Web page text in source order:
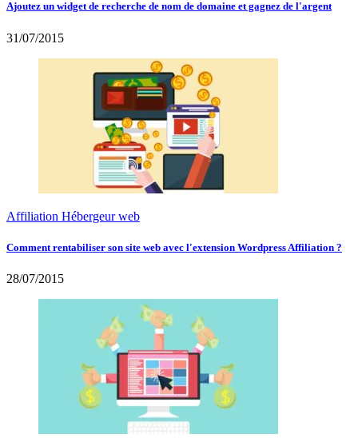
Ajoutez un widget de recherche de nom de domaine et gagnez de l'argent
31/07/2015
Affiliation Hébergeur web
Comment rentabiliser son site web avec l'extension Wordpress Affiliation ?
28/07/2015